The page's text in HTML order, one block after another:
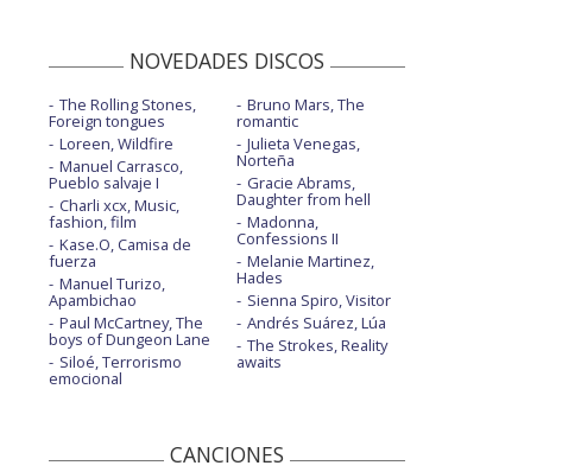
NOVEDADES DISCOS
The Rolling Stones,
Foreign tongues
Loreen, Wildfire
Manuel Carrasco,
Pueblo salvaje I
Charli xcx, Music,
fashion, film
Kase.O, Camisa de
fuerza
Manuel Turizo,
Apambichao
Paul McCartney, The
boys of Dungeon Lane
Siloé, Terrorismo
emocional
Bruno Mars, The
romantic
Julieta Venegas,
Norteña
Gracie Abrams,
Daughter from hell
Madonna,
Confessions II
Melanie Martinez,
Hades
Sienna Spiro, Visitor
Andrés Suárez, Lúa
The Strokes, Reality
awaits
CANCIONES